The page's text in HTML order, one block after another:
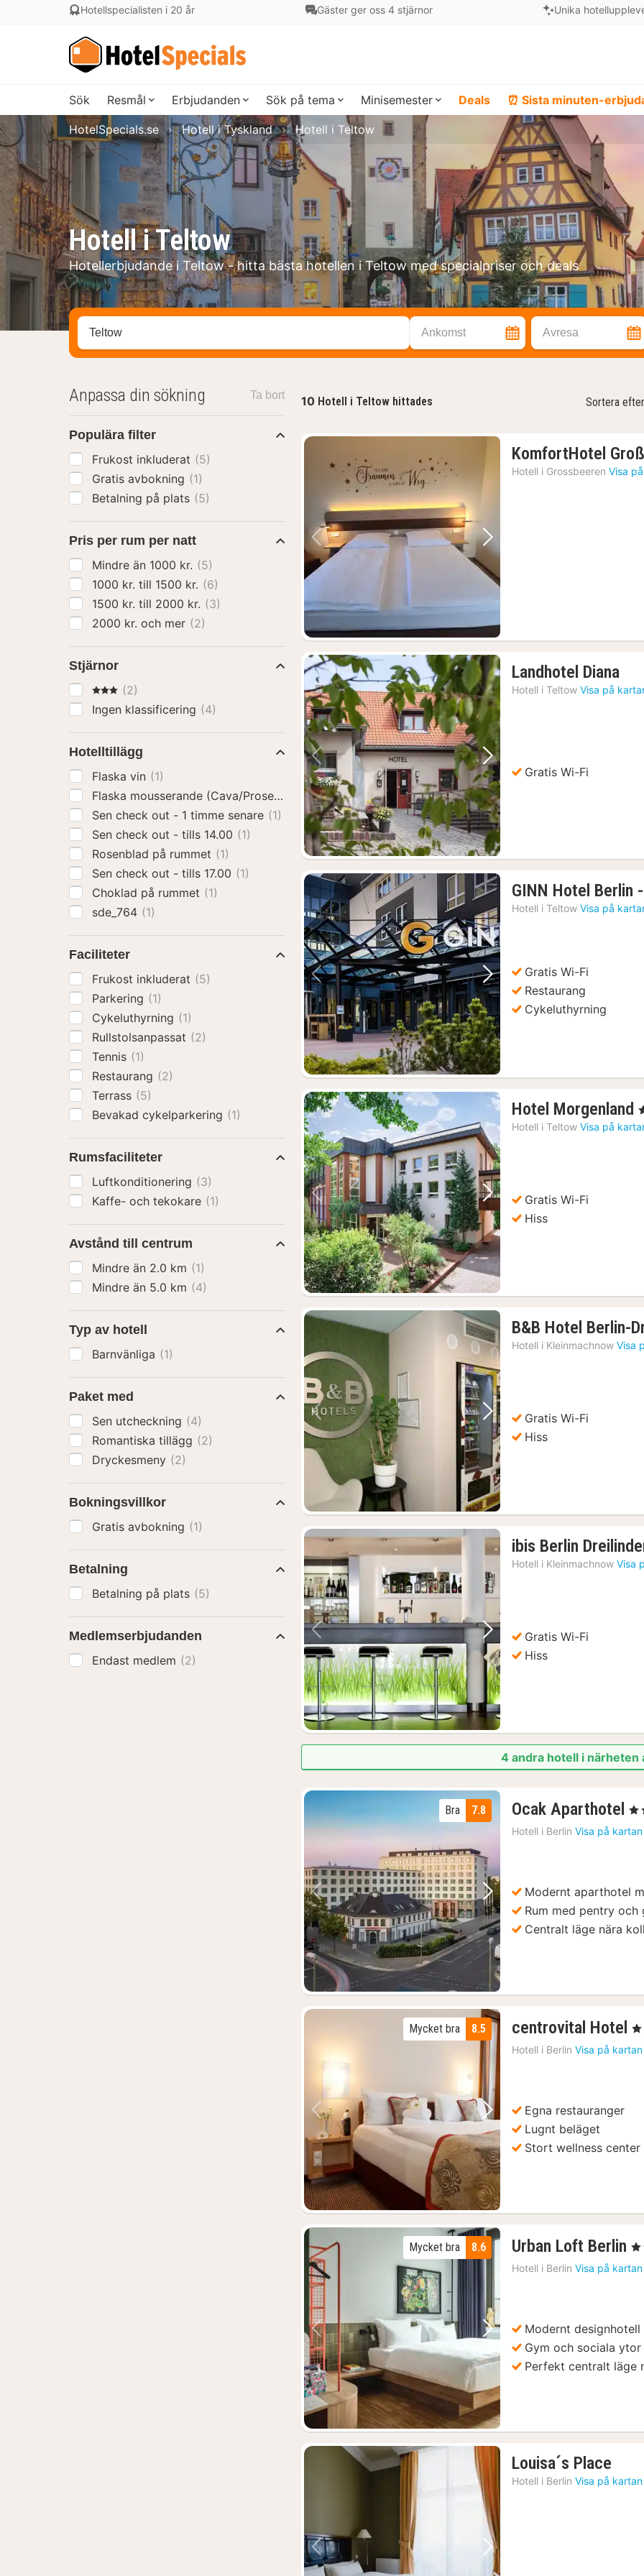
Hotellspecialisten i 20 år Gäster ger oss 4 stjärnor Unika
Sök Resmål Erbjudanden Sök på tema Minisemester Deals ⏰ Sista minuten-
Hotell i Teltow
Hotellerbjudande i Teltow - hitta bästa hotellen i Teltow med specialpriser och deals
HotelSpecials.se Hotell i Tyskland Hotell i Teltow
Sök efter hotell, område eller stad Ankomst Avresa
10 Hotell i Teltow hittades Sortera efter
Föregående bild Nästa bild
KomfortHotel
Hotell i Grossbeeren Visa
Föregående bild Nästa bild
Landhotel Diana
Hotell i Teltow Visa på
Gratis Wi-Fi
Föregående bild Nästa bild
GINN Hotel Berlin
Hotell i Teltow Visa på
Gratis Wi-Fi
Restaurang
Cykeluthyrning
Föregående bild Nästa bild
Hotel Morgenland ,
Hotell i Teltow Visa på
Gratis Wi-Fi
Hiss
Föregående bild Nästa bild
B&B Hotel Berlin-
Hotell i Kleinmachnow Visa
Gratis Wi-Fi
Hiss
Föregående bild Nästa bild
ibis Berlin
Hotell i Kleinmachnow Visa
Gratis Wi-Fi
Hiss
4 andra hotell i närheten
Föregående bild Nästa bild
7.8
Bra Ocak Aparthotel 1
, 4
Hotell i Berlin Visa på kartan
Modernt aparthotel
Rum med pentry och
Centralt läge nära
Föregående bild Nästa bild
8.5
Mycket bra centrovital Hotel 1
, 4
Hotell i Berlin Visa på kartan
Egna restauranger
Lugnt beläget
Stort wellness center
Föregående bild Nästa bild
8.6
Mycket bra Urban Loft Berlin 1
, 4
Hotell i Berlin Visa på kartan
Modernt designhotell
Gym och sociala
Perfekt centralt läge
Föregående bild Nästa bild
Louisa´s Place
natt
Hotell i Berlin Visa på kartan
Anpassa din sökning Ta bort
Populära filter
Frukost inkluderat (5)
Gratis avbokning (1)
Betalning på plats (5)
Pris per rum per natt
Mindre än 1000 kr. (5)
1000 kr. till 1500 kr. (6)
1500 kr. till 2000 kr. (3)
2000 kr. och mer (2)
Stjärnor
3 Stjärnor
(2)
Ingen klassificering (4)
Hotelltillägg
Flaska vin (1)
Flaska mousserande (Cava/Prosecco)
(1)
Sen check out - 1 timme senare (1)
Sen check out - tills 14.00 (1)
Rosenblad på rummet (1)
Sen check out - tills 17.00 (1)
Choklad på rummet (1)
sde_764 (1)
Faciliteter
Frukost inkluderat (5)
Parkering (1)
Cykeluthyrning (1)
Rullstolsanpassat (2)
Tennis (1)
Restaurang (2)
Terrass (5)
Bevakad cykelparkering (1)
Rumsfaciliteter
Luftkonditionering (3)
Kaffe- och tekokare (1)
Avstånd till centrum
Mindre än 2.0 km (1)
Mindre än 5.0 km (4)
Typ av hotell
Barnvänliga (1)
Paket med
Sen utcheckning (4)
Romantiska tillägg (2)
Dryckesmeny (2)
Bokningsvillkor
Gratis avbokning (1)
Betalning
Betalning på plats (5)
Medlemserbjudanden
Endast medlem (2)